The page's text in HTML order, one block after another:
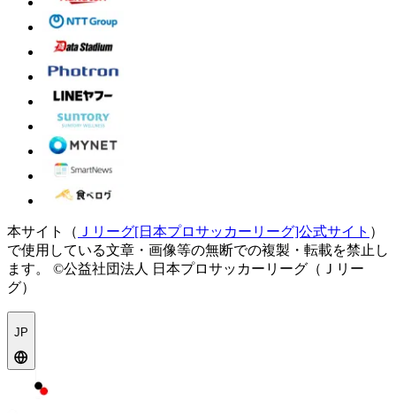
本サイト（ Ｊリーグ[日本プロサッカーリーグ]公式サイト ）
で使用している文章・画像等の無断での複製・転載を禁止し
ます。
©公益社団法人 日本プロサッカーリーグ（Ｊリー
グ）
JP